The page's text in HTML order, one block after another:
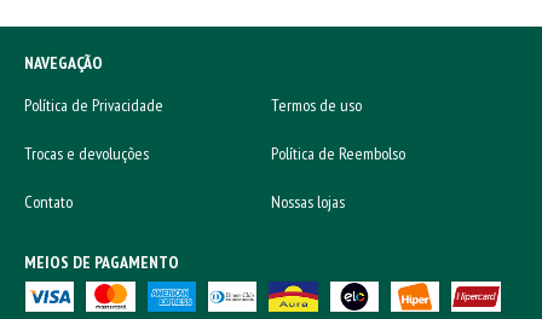
NAVEGAÇÃO
Política de Privacidade
Termos de uso
Trocas e devoluções Política de Reembolso
Contato Nossas lojas
MEIOS DE PAGAMENTO